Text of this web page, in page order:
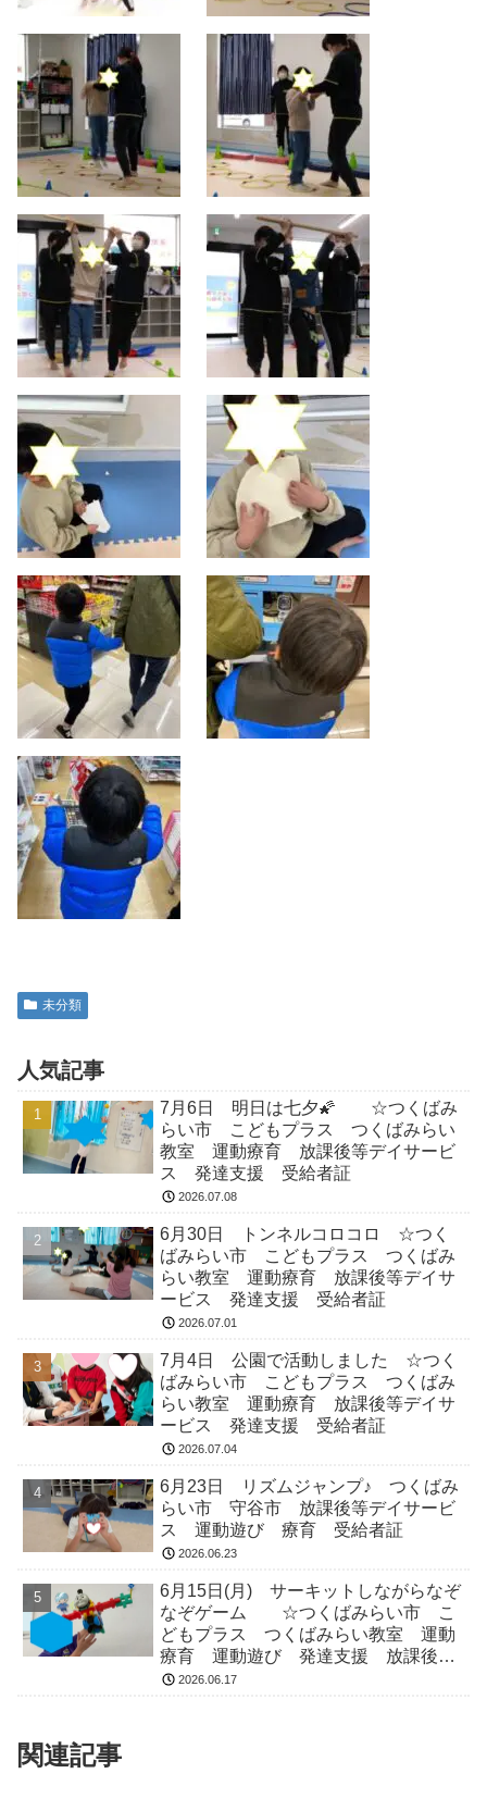
未分類
人気記事
7月6日 明日は七夕🌠 ☆つくばみ
らい市 こどもプラス つくばみらい
教室 運動療育 放課後等デイサービ
ス 発達支援 受給者証
2026.07.08
6月30日 トンネルコロコロ ☆つく
ばみらい市 こどもプラス つくばみ
らい教室 運動療育 放課後等デイサ
ービス 発達支援 受給者証
2026.07.01
7月4日 公園で活動しました ☆つく
ばみらい市 こどもプラス つくばみ
らい教室 運動療育 放課後等デイサ
ービス 発達支援 受給者証
2026.07.04
6月23日 リズムジャンプ♪ つくばみ
らい市 守谷市 放課後等デイサービ
ス 運動遊び 療育 受給者証
2026.06.23
6月15日(月) サーキットしながらなぞ
なぞゲーム ☆つくばみらい市 こ
どもプラス つくばみらい教室 運動
療育 運動遊び 発達支援 放課後等
デイサービス 受給者証
2026.06.17
関連記事